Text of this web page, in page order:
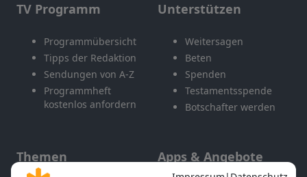
TV Programm
Programmübersicht
Tipps der Redaktion
Sendungen von A-Z
Programmheft
kostenlos anfordern
Unterstützen
Weitersagen
Beten
Spenden
Testamentsspende
Botschafter werden
Themen Apps & Angebote